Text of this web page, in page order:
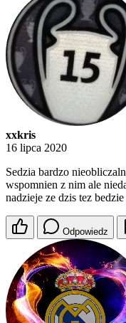
xxkris
16 lipca 2020
Sedzia bardzo
wspomnien z nim ale
nadzieje ze dzis tez
Odpowiedz